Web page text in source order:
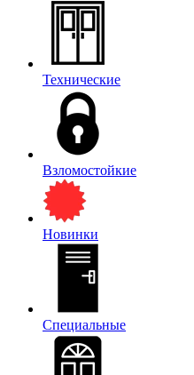
Технические
Взломостойкие
Новинки
Специальные